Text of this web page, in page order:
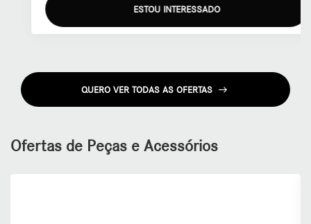
ESTOU INTERESSADO
QUERO VER TODAS AS OFERTAS
Ofertas de Peças e Acessórios